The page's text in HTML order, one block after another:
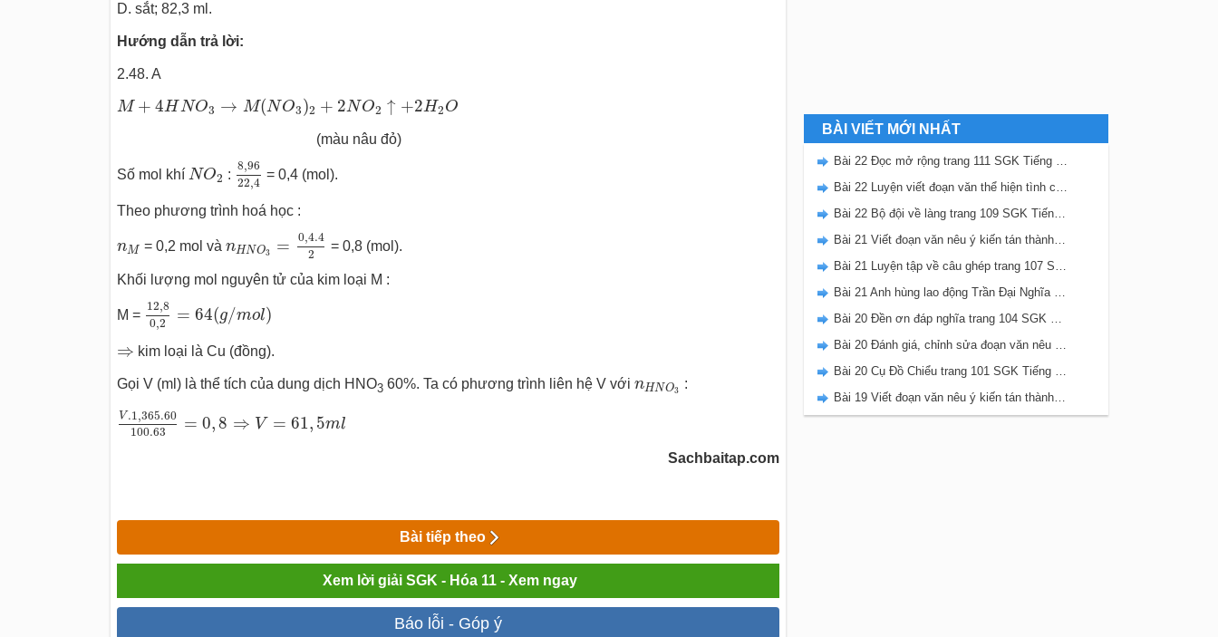
D. sắt; 82,3 ml.
Hướng dẫn trả lời:
2.48. A
M + 4HNO3 → M(NO3)2 + 2NO2 ↑ +2H2O
M+ 4 H NO3→ ( NO3)2+ 2 O 2↑+2H 2 O
(màu nâu đỏ)
Số mol khí NO2
NO2 :
8,96
22,4
8 ,96
= 0,4 (mol).
Theo phương trình hoá học :
nM
nM = 0,2 mol và nHNO3 = 0,4.4
2
0, 4.4
= 0,8 (mol).
Khối lượng mol nguyên tử của kim loại M :
M =
12,8
0,2 = 64(g/mol)
12 ,8 mo
⇒
⇒ kim loại là Cu (đồng).
Gọi V (ml) là thể tích của dung dịch HNO360%. Ta có phương trình liên hệ V với nHNO3
nHNO 3:
V.1,365.60
100.63
= 0, 8 ⇒ V = 61, 5ml
V.1 ,365.60
Sachbaitap.com
Bài tiếp theo
Xem lời giải SGK - Hóa 11 - Xem ngay
Báo lỗi - Góp ý
BÀI VIẾT MỚI NHẤT
Bài 22 Đọc mở rộng trang 111 SGK Tiếng Việt 5 Kết nối tri thức tập 2
Bài 22 Luyện viết đoạn văn thể hiện tình cảm, cảm xúc về một sự việc trang 111 SGK Tiếng Việt 5 Kết nối tri thức tập 2
Bài 22 Bộ đội về làng trang 109 SGK Tiếng Việt 5 Kết nối tri thức tập 2
Bài 21 Viết đoạn văn nêu ý kiến tán thành một sự việc, hiện tượng (Bài viết số 2) trang 108 SGK Tiếng Việt 5 Kết nối tri thức tập 2
Bài 21 Luyện tập về câu ghép trang 107 SGK Tiếng Việt 5 Kết nối tri thức tập 2
Bài 21 Anh hùng lao động Trần Đại Nghĩa trang 106 SGK Tiếng Việt 5 Kết nối tri thức tập 2
Bài 20 Đền ơn đáp nghĩa trang 104 SGK Tiếng Việt 5 Kết nối tri thức tập 2
Bài 20 Đánh giá, chỉnh sửa đoạn văn nêu ý kiến tán thành một sự vật, hiện tượng trang 103 SGK Tiếng Việt 5 Kết nối tri thức tập 2
Bài 20 Cụ Đồ Chiểu trang 101 SGK Tiếng Việt 5 Kết nối tri thức tập 2
Bài 19 Viết đoạn văn nêu ý kiến tán thành một sự việc, hiện tượng (Bài viết số 1) trang 100 SGK Tiếng Việt 5 Kết nối tri thức tập 2